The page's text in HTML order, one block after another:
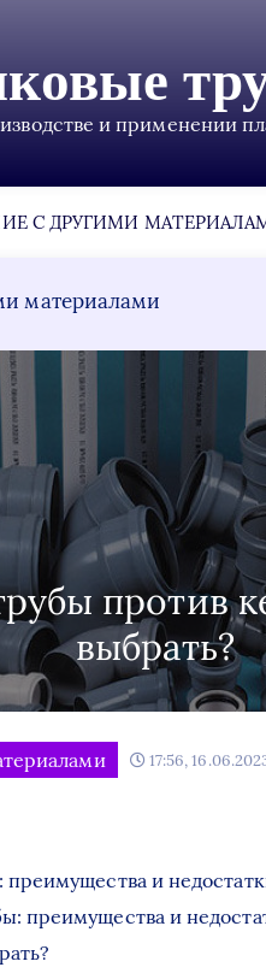
и применении
С ДРУГИМИ
материалами
против
выбрать?
17:56,
и
преимущества и